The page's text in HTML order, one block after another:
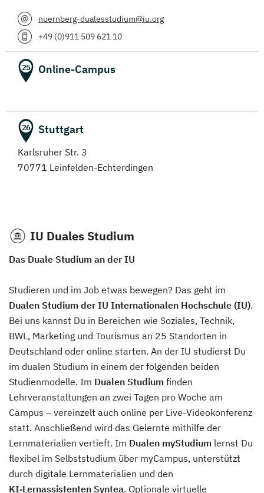
nuernberg-dualesstudium@iu.org
+49 (0)911 509 621 10
25 Online-Campus
26 Stuttgart
Karlsruher Str. 3
70771 Leinfelden-Echterdingen
IU Duales Studium
Das Duale Studium an der IU
Studieren und im Job etwas bewegen? Das geht im
Dualen Studium der IU Internationalen Hochschule (IU).
Bei uns kannst Du in Bereichen wie Soziales, Technik,
BWL, Marketing und Tourismus an 25 Standorten in
Deutschland oder online starten. An der IU studierst Du
im dualen Studium in einem der folgenden beiden
Studienmodelle. Im Dualen Studium finden
Lehrveranstaltungen an zwei Tagen pro Woche am
Campus – vereinzelt auch online per Live-Videokonferenz
statt. Anschließend wird das Gelernte mithilfe der
Lernmaterialien vertieft. Im Dualen myStudium lernst Du
flexibel im Selbststudium über myCampus, unterstützt
durch digitale Lernmaterialien und den
KI‑Lernassistenten Syntea. Optionale virtuelle